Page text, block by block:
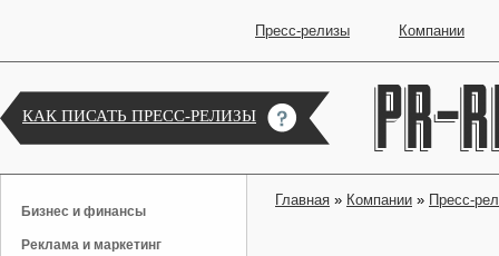
Пресс-релизы Компании
КАК ПИСАТЬ ПРЕСС-РЕЛИЗЫ
Бизнес и финансы
Реклама и маркетинг
Главная » Компании » Пресс-